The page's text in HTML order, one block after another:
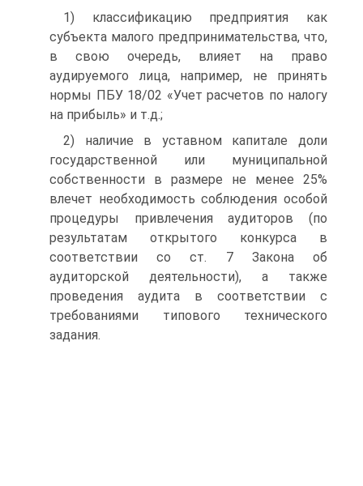
1) классификацию предприятия как
субъекта малого предпринимательства, что,
в свою очередь, влияет на право
аудируемого лица, например, не принять
нормы ПБУ 18/02 «Учет расчетов по налогу
на прибыль» и т.д.;
2) наличие в уставном капитале доли
государственной или муниципальной
собственности в размере не менее 25%
влечет необходимость соблюдения особой
процедуры привлечения аудиторов (по
результатам открытого конкурса в
соответствии со ст. 7 Закона об
аудиторской деятельности), а также
проведения аудита в соответствии с
требованиями типового технического
задания.